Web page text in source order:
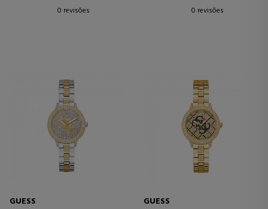
0 revisões
0 revisões
GUESS
GUESS